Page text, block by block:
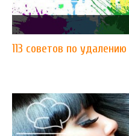
113 советов по